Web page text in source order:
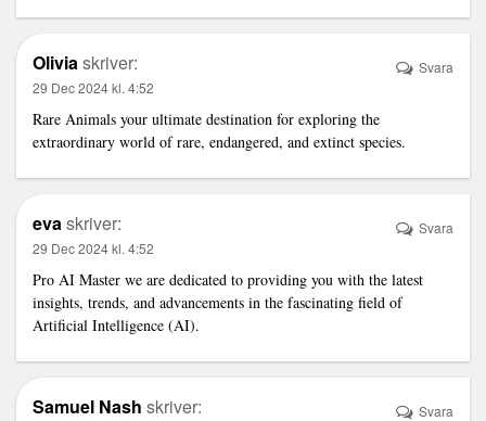
Oliviaskriver:
29 Dec 2024 kl. 4:52
Rare Animals your ultimate destination for exploring the
extraordinary world of rare, endangered, and extinct species.
Svara
evaskriver:
29 Dec 2024 kl. 4:52
Pro AI Master we are dedicated to providing you with the latest
insights, trends, and advancements in the fascinating field of
Artificial Intelligence (AI).
Svara
Samuel Nash skriver: Svara